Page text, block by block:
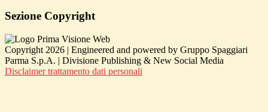
Sezione Copyright
Copyright 2026 | Engineered and powered by Gruppo Spaggiari
Parma S.p.A. | Divisione Publishing & New Social Media
Disclaimer trattamento dati personali